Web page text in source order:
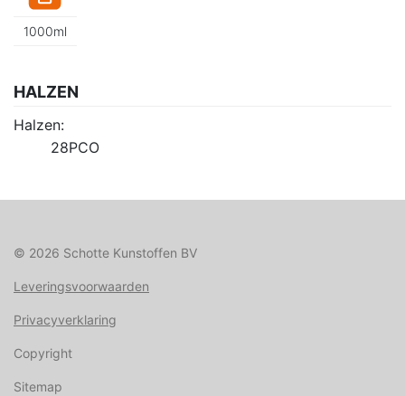
1000ml
HALZEN
Halzen:
28PCO
© 2026 Schotte Kunstoffen BV
Leveringsvoorwaarden
Privacyverklaring
Copyright
Sitemap